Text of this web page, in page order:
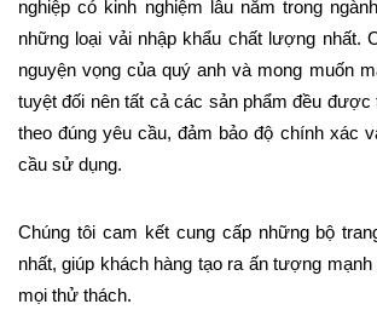
nghiệp có kinh nghiệm lâu năm trong
những loại vải nhập khẩu chất lượng nhất.
nguyện vọng của quý anh và mong muốn
tuyệt đối nên tất cả các sản phẩm đều được
theo đúng yêu cầu, đảm bảo độ chính xác
cầu sử dụng.
Chúng tôi cam kết cung cấp những bộ
nhất, giúp khách hàng tạo ra ấn tượng
mọi thử thách.